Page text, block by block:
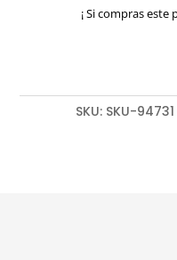
cantidad
¡ Si compras
SKU: SKU-94731